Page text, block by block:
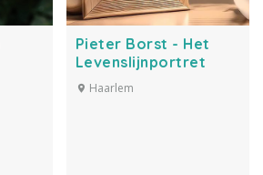
Pieter Borst - Het
Levenslijnportret
Haarlem